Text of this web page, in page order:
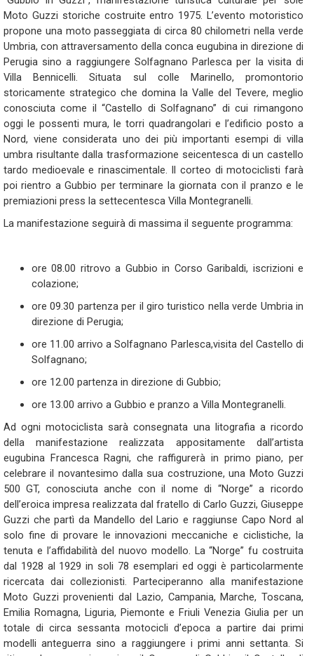
Moto Guzzi storiche costruite entro 1975. L’evento motoristico
propone una moto passeggiata di circa 80 chilometri nella verde
Umbria, con attraversamento della conca eugubina in direzione di
Perugia sino a raggiungere Solfagnano Parlesca per la visita di
Villa Bennicelli. Situata sul colle Marinello, promontorio
storicamente strategico che domina la Valle del Tevere, meglio
conosciuta come il “Castello di Solfagnano” di cui rimangono
oggi le possenti mura, le torri quadrangolari e l’edificio posto a
Nord, viene considerata uno dei più importanti esempi di villa
umbra risultante dalla trasformazione seicentesca di un castello
tardo medioevale e rinascimentale. Il corteo di motociclisti farà
poi rientro a Gubbio per terminare la giornata con il pranzo e le
premiazioni press la settecentesca Villa Montegranelli.
La manifestazione seguirà di massima il seguente programma:
ore 08.00 ritrovo a Gubbio in Corso Garibaldi, iscrizioni e
colazione;
ore 09.30 partenza per il giro turistico nella verde Umbria in
direzione di Perugia;
ore 11.00 arrivo a Solfagnano Parlesca,visita del Castello di
Solfagnano;
ore 12.00 partenza in direzione di Gubbio;
ore 13.00 arrivo a Gubbio e pranzo a Villa Montegranelli.
Ad ogni motociclista sarà consegnata una litografia a ricordo
della manifestazione realizzata appositamente dall’artista
eugubina Francesca Ragni, che raffigurerà in primo piano, per
celebrare il novantesimo dalla sua costruzione, una Moto Guzzi
500 GT, conosciuta anche con il nome di “Norge” a ricordo
dell’eroica impresa realizzata dal fratello di Carlo Guzzi, Giuseppe
Guzzi che partì da Mandello del Lario e raggiunse Capo Nord al
solo fine di provare le innovazioni meccaniche e ciclistiche, la
tenuta e l’affidabilità del nuovo modello. La “Norge” fu costruita
dal 1928 al 1929 in soli 78 esemplari ed oggi è particolarmente
ricercata dai collezionisti. Parteciperanno alla manifestazione
Moto Guzzi provenienti dal Lazio, Campania, Marche, Toscana,
Emilia Romagna, Liguria, Piemonte e Friuli Venezia Giulia per un
totale di circa sessanta motocicli d’epoca a partire dai primi
modelli anteguerra sino a raggiungere i primi anni settanta. Si